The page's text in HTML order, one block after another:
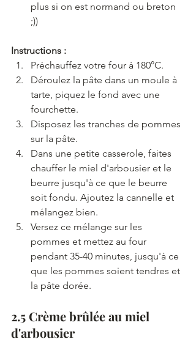
plus si on est normand ou breton
;))
Instructions :
Préchauffez votre four à 180°C.
Déroulez la pâte dans un moule à
tarte, piquez le fond avec une
fourchette.
Disposez les tranches de pommes
sur la pâte.
Dans une petite casserole, faites
chauffer le miel d'arbousier et le
beurre jusqu'à ce que le beurre
soit fondu. Ajoutez la cannelle et
mélangez bien.
Versez ce mélange sur les
pommes et mettez au four
pendant 35-40 minutes, jusqu'à ce
que les pommes soient tendres et
la pâte dorée.
2.5 Crème brûlée au miel
d'arbousier